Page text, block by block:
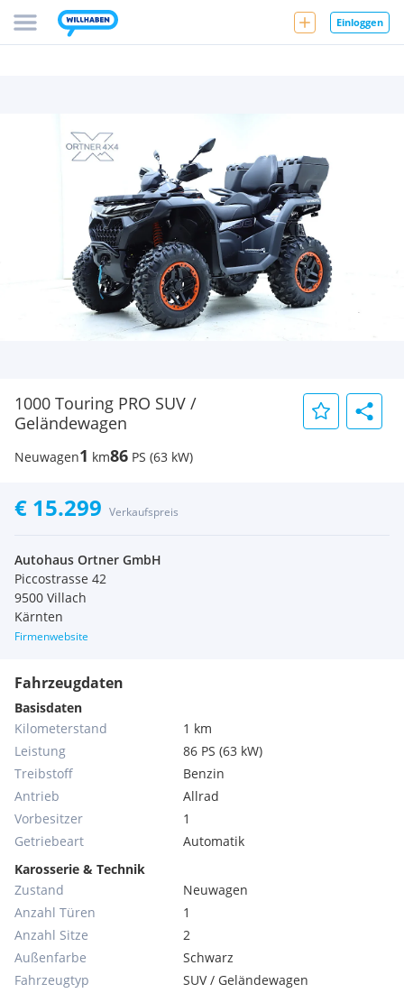
Einloggen
1000 Touring PRO SUV /
Geländewagen
Neuwagen1 km86 PS (63 kW)
€ 15.299 Verkaufspreis
Autohaus Ortner GmbH
Piccostrasse 42
9500 Villach
Kärnten
Firmenwebsite
Fahrzeugdaten
Basisdaten
Kilometerstand
1 km
Leistung
86 PS (63 kW)
Treibstoff
Benzin
Antrieb
Allrad
Vorbesitzer
1
Getriebeart
Automatik
Karosserie & Technik
Zustand
Neuwagen
Anzahl Türen
1
Anzahl Sitze
2
Außenfarbe
Schwarz
Fahrzeugtyp
SUV / Geländewagen